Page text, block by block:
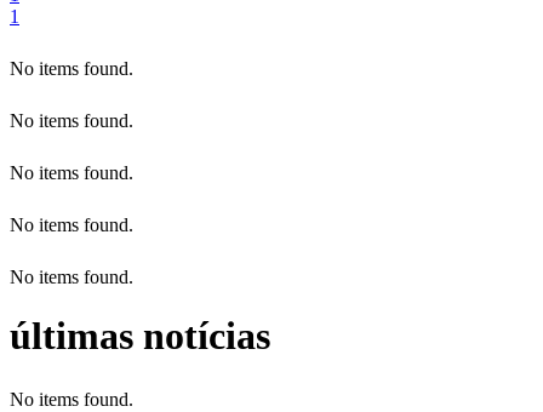
1
No items found.
No items found.
No items found.
No items found.
No items found.
últimas notícias
No items found.